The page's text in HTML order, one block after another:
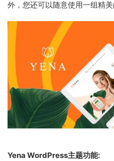
外，您还可以随意使用一组精美
Yena WordPress主题功能: